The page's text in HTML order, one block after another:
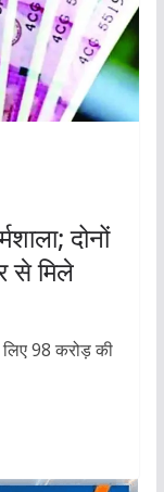
दोनों
से मिले
लिए 98 करोड़ की